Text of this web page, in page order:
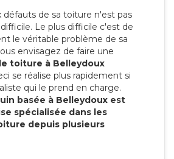
défauts de sa toiture n'est pas
Le plus difficile c'est de
le véritable problème de sa
envisagez de faire une
toiture à Belleydoux
se réalise plus rapidement si
qui le prend en charge.
basée à Belleydoux est
spécialisée dans les
depuis plusieurs